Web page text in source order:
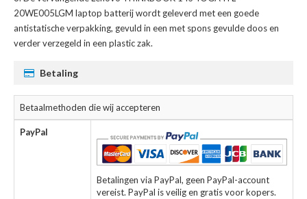
20WE005LGM laptop batterijwordt geleverd met een goede
antistatische verpakking, gevuld in een met spons gevulde doos en
verder verzegeld in een plastic zak.
Betaling
Betaalmethoden die wij accepteren
PayPal
Betalingen via PayPal, geen PayPal-account
vereist. PayPal is veilig en gratis voor kopers.